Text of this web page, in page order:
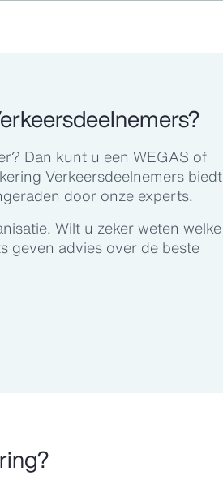
Dan kunt u een WEGAS of
Verkeersdeelnemers biedt
door onze experts.
Wilt u zeker weten welke
geven advies over de beste